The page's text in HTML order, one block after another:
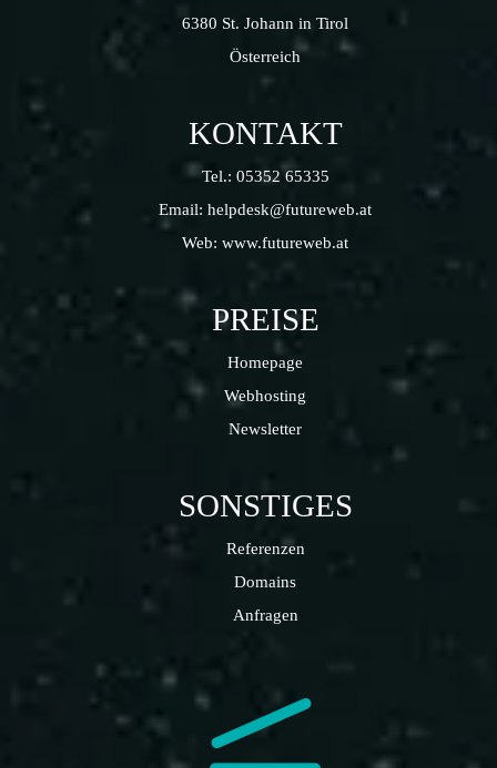
6380 St. Johann in Tirol
Österreich
KONTAKT
Tel.: 05352 65335
Email: helpdesk@futureweb.at
Web: www.futureweb.at
PREISE
Homepage
Webhosting
Newsletter
SONSTIGES
Referenzen
Domains
Anfragen